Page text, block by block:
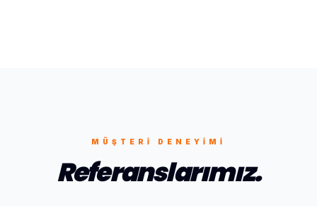
MÜŞTERI DENEYIMI
Referanslarımız.